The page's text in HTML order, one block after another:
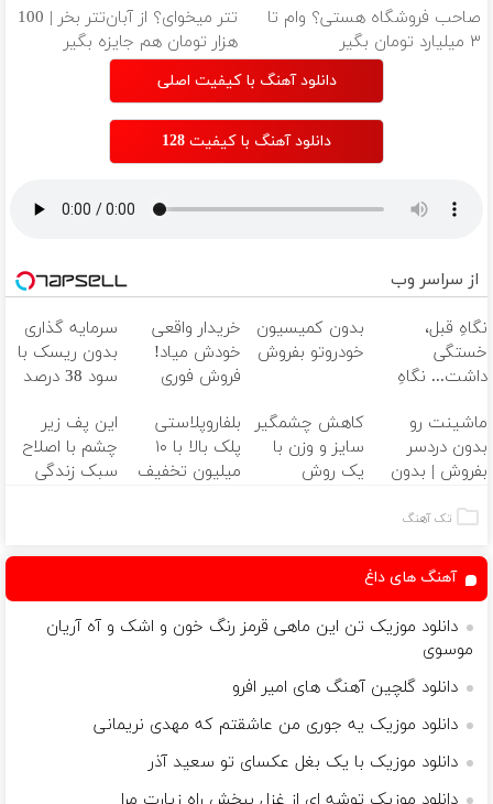
صاحب فروشگاه هستی؟ وام تا
۳ میلیارد تومان بگیر
تتر میخوای؟ از آبان‌تتر بخر | 100
هزار تومان هم جایزه بگیر
دانلود آهنگ با کیفیت اصلی
دانلود آهنگ با کیفیت 128
از سراسر وب
نگاهِ قبل،
خستگی
داشت... نگاهِ
تخفیف
بدون کمیسیون
خودروتو بفروش
خریدار واقعی
خودش میاد!
فروش فوری
مکانیک
سرمایه گذاری
بدون ریسک با
سود 38 درصد
ماشینت رو
بدون دردسر
بفروش | بدون
کاهش چشمگیر
سایز و وزن با
یک روش
بلفاروپلاستی
پلک بالا با ۱۰
میلیون تخفیف
این پف زیر
چشم با اصلاح
سبک زندگی
تک آهنگ
آهنگ های داغ
دانلود موزیک تن این ماهی قرمز رنگ خون و اشک و آه آریان
موسوی
دانلود گلچین آهنگ های امیر افرو
دانلود موزیک یه جوری من عاشقتم که مهدی نریمانی
دانلود موزیک با یک بغل عکسای تو سعید آذر